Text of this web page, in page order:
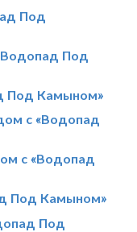
Под
Под
Под Камыном»
с «Водопад
с «Водопад
Под Камыном»
Под